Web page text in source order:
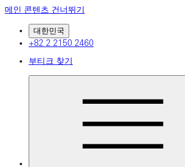
메인 콘텐츠 건너뛰기
대한민국
+82 2 2150 2460
부티크 찾기